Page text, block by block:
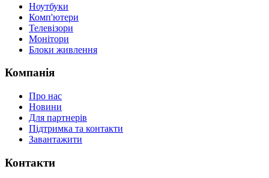
Ноутбуки
Комп'ютери
Телевізори
Монітори
Блоки живлення
Компанія
Про нас
Новини
Для партнерів
Підтримка та контакти
Завантажити
Контакти